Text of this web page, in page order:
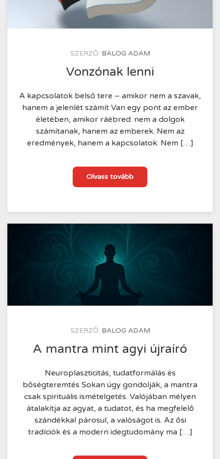
KÖZZÉTÉTEL
SZERZŐ: BALOG ADAM
Vonzónak lenni
A kapcsolatok belső tere – amikor nem a szavak,
hanem a jelenlét számít Van egy pont az ember
életében, amikor ráébred: nem a dolgok
számítanak, hanem az emberek. Nem az
eredmények, hanem a kapcsolatok. Nem […]
Olvass továbbVonzónak
lenni
KÖZZÉTÉTEL
SZERZŐ: BALOG ADAM
A mantra mint agyi újraíró
Neuroplaszticitás, tudatformálás és
bőségteremtés Sokan úgy gondolják, a mantra
csak spirituális ismételgetés. Valójában mélyen
átalakítja az agyat, a tudatot, és ha megfelelő
szándékkal párosul, a valóságot is. Az ősi
tradíciók és a modern idegtudomány ma […]